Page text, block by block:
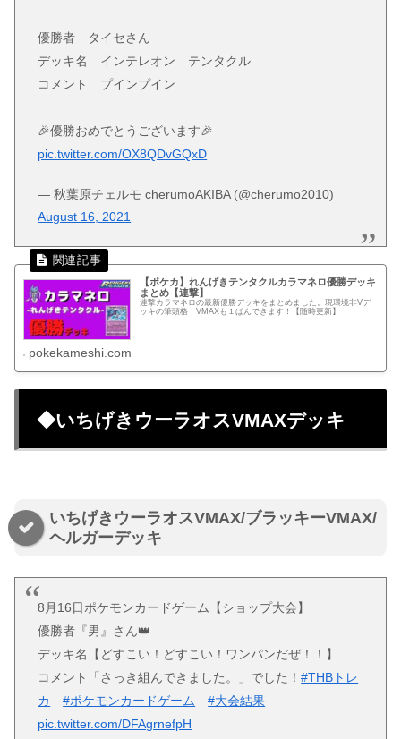
優勝者 タイセさん
デッキ名 インテレオン テンタクル
コメント プインプイン
🎉優勝おめでとうございます🎉
pic.twitter.com/OX8QDvGQxD
— 秋葉原チェルモ cherumoAKIBA (@cherumo2010)
August 16, 2021
【ポケカ】れんげきテンタクルカラマネロ優勝デッキ
まとめ【連撃】
連撃カラマネロの最新優勝デッキをまとめました。現環境非Vデ
ッキの筆頭格！VMAXも１ぱんできます！【随時更新】
pokekameshi.com
◆いちげきウーラオスVMAXデッキ
いちげきウーラオスVMAX/ブラッキーVMAX/
ヘルガーデッキ
8月16日ポケモンカードゲーム【ショップ大会】
優勝者『男』さん👑
デッキ名【どすこい！どすこい！ワンパンだぜ！！】
コメント「さっき組んできました。」でした！#THBトレ
カ
#ポケモンカードゲーム
#大会結果
pic.twitter.com/DFAgrnefpH